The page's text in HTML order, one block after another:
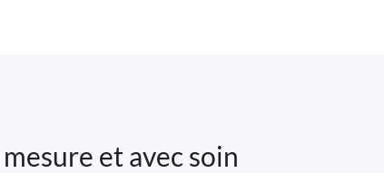
et avec soin